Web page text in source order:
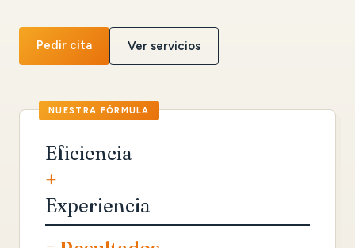
Pedir cita Ver servicios
Eficiencia
+
Experiencia